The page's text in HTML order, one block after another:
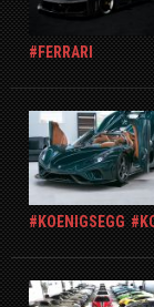
FERRARI
KOENIGSEGG